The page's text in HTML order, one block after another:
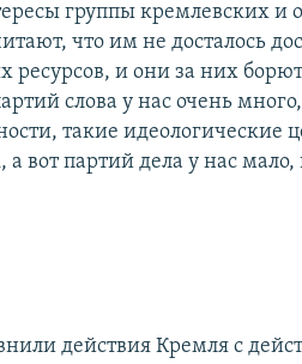
группы кремлевских и
что им не досталось
ресурсов, и они за них
слова у нас очень
такие идеологические
вот партий дела у нас
действия Кремля с